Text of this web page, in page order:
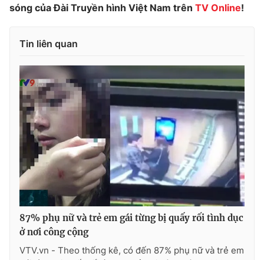
THỜI BÁO VTV
Theo dõi báo trên
Cơ quan chủ quản:Đài Truyền hình Việt Nam
Cơ quan báo chí:Thời báo VTV
Giấy phép hoạt động báo in và báo điện tử số 483/GP-BTTTT
cấp ngày 29/12/2023
Tổng Biên tập:Vũ Thanh Thủy
Phó Tổng Biên tập:Nguyễn Thị Mỹ Hạnh, Phạm Quốc Thắng,
Nguyễn Trọng Ninh
Tổng đài VTV:024.38 355 931 - 024.38 355 932
sóng của Đài Truyền hình Việt Nam trên TV Online!
Tin liên quan
87% phụ nữ và trẻ em gái từng bị quấy rối tình dục
ở nơi công cộng
VTV.vn - Theo thống kê, có đến 87% phụ nữ và trẻ em